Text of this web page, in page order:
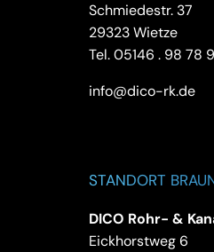
Schmiedestr. 37
29323 Wietze
Tel.05146 . 98 78
info@dico-rk.de
STANDORT
DICO Rohr- &
Eickhorstweg 6